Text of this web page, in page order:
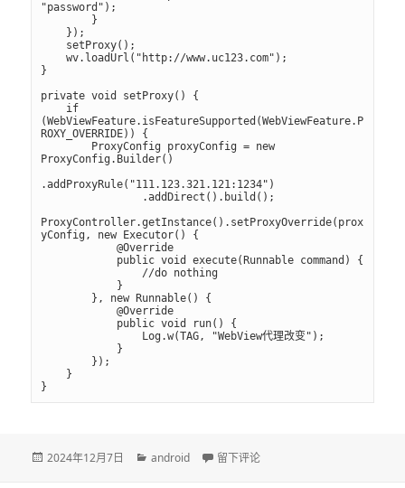
"password");
    wv.loadUrl("http://www.uc123.com");
}
private void setProxy() {
(WebViewFeature.isFeatureSupported(WebViewFeature.P
ROXY_OVERRIDE)) {
ProxyConfig.Builder()
.addProxyRule("111.123.321.121:1234")
ProxyController.getInstance().setProxyOverride(prox
yConfig, new Executor() {
            @Override
            @Override
发
2024年12月7日
分
android 于【转】Android WebView设置代理
留下评论